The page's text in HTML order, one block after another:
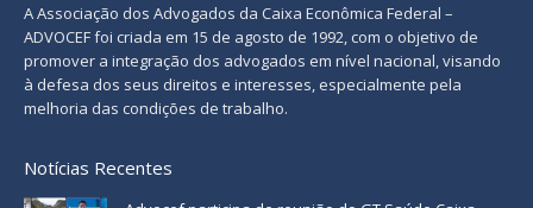
A Associação dos Advogados da Caixa Econômica Federal –
ADVOCEF foi criada em 15 de agosto de 1992, com o objetivo de
promover a integração dos advogados em nível nacional, visando
à defesa dos seus direitos e interesses, especialmente pela
melhoria das condições de trabalho.
Notícias Recentes